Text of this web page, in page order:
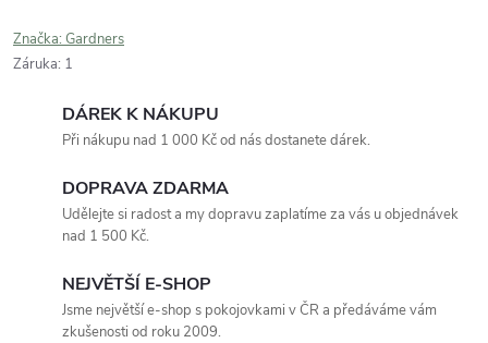
Značka: Gardners
Záruka: 1
DÁREK K NÁKUPU
Při nákupu nad 1 000 Kč od nás dostanete dárek.
DOPRAVA ZDARMA
Udělejte si radost a my dopravu zaplatíme za vás u objednávek
nad 1 500 Kč.
NEJVĚTŠÍ E-SHOP
Jsme největší e-shop s pokojovkami v ČR a předáváme vám
zkušenosti od roku 2009.